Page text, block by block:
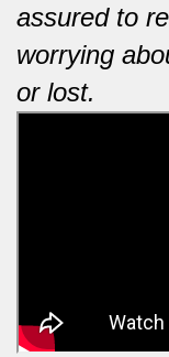
assured to
worrying
or lost.